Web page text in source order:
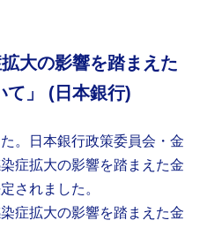
大の影響を踏まえた
て」 (日本銀行)
。日本銀行政策委員会・金
症拡大の影響を踏まえた金
されました。
症拡大の影響を踏まえた金